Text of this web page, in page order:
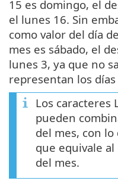
15 es domingo, el
el lunes 16. Sin
como valor del día
mes es sábado, el
lunes 3, ya que no
representan los
Los caracteres
pueden
del mes, con
que equivale
del mes.